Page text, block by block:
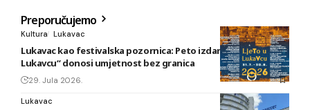
Preporučujemo
Kultura Lukavac
Lukavac kao festivalska pozornica: Peto izdanje „Ljeta u
Lukavcu“ donosi umjetnost bez granica
29. Jula 2026.
Lukavac